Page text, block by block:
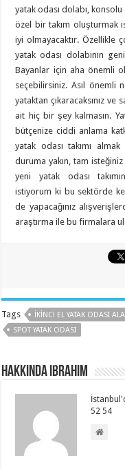
yatak odası dolabı,
özel bir takım oluşturmak
iyi olmayacaktır. Özellikle
yatak odası dolabının
Bayanlar için aha önemli
seçebilirsiniz. Asıl önemli
yataktan çıkaracaksınız ve
ait hiç bir şey kalmasın.
bütçenize ciddi anlama
yatak odası takımı
duruma yakın, tam
yeni yatak odası
istiyorum ki bu sektörde
de yapacağınız
araştırma ile bu firmalara
Tags İKINCI EL YATAK ODASI
SPOT YATAK ODASI
Hakkında ibrahim
52 54